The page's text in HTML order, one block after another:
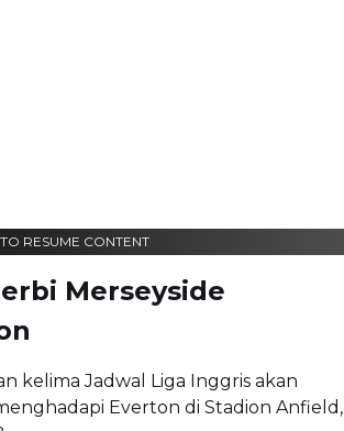
RESUME CONTENT
Merseyside
kelima Jadwal Liga Inggris akan
Everton di Stadion Anfield,